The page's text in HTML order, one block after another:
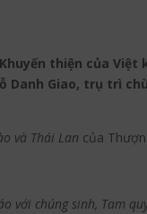
thiện của
Giao, trụ trì
và Thái Lan của
với chúng sinh, Tam